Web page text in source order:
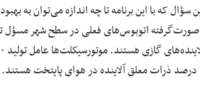
سؤال که با این برنامه تا چه اندازه می‌توان به